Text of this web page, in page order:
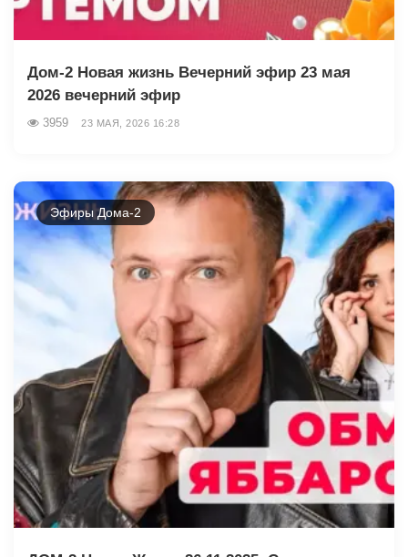
Дом-2 Новая жизнь Вечерний эфир 23 мая
2026 вечерний эфир
3959 23 МАЯ, 2026 16:28
Эфиры Дома-2